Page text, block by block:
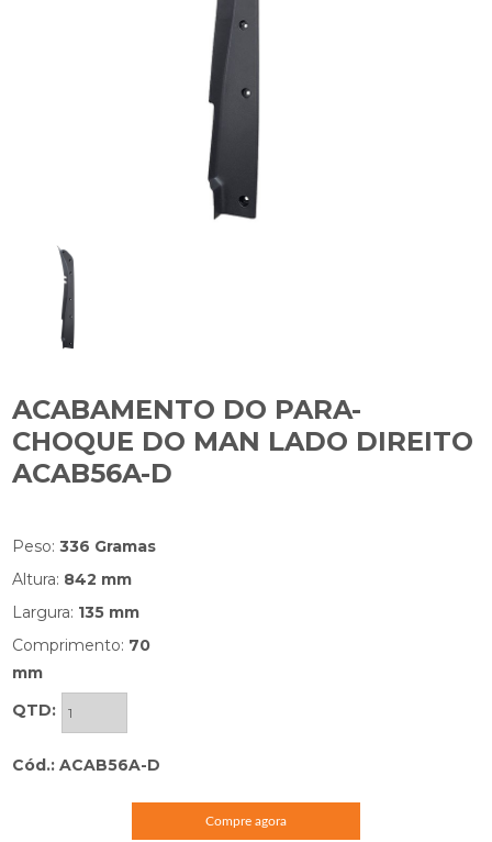
ACABAMENTO DO PARA-
CHOQUE DO MAN LADO DIREITO
ACAB56A-D
Peso:336 Gramas
Altura: 842 mm
Largura: 135 mm
Comprimento: 70
mm
QTD:
Cód.: ACAB56A-D
Compre agora